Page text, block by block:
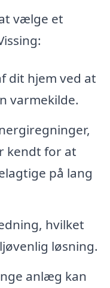
vælge et
dit hjem ved at
varmekilde.
kendt for at
på lang
hvilket
løsning.
anlæg kan